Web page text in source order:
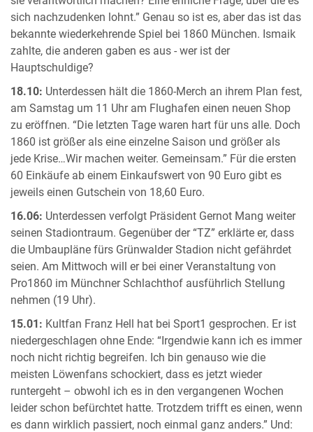
sich nachzudenken lohnt.” Genau so ist es, aber das ist das
bekannte wiederkehrende Spiel bei 1860 München. Ismaik
zahlte, die anderen gaben es aus - wer ist der
Hauptschuldige?
18.10: Unterdessen hält die 1860-Merch an ihrem Plan fest,
am Samstag um 11 Uhr am Flughafen einen neuen Shop
zu eröffnen. “Die letzten Tage waren hart für uns alle. Doch
1860 ist größer als eine einzelne Saison und größer als
jede Krise…Wir machen weiter. Gemeinsam.” Für die ersten
60 Einkäufe ab einem Einkaufswert von 90 Euro gibt es
jeweils einen Gutschein von 18,60 Euro.
16.06: Unterdessen verfolgt Präsident Gernot Mang weiter
seinen Stadiontraum. Gegenüber der “TZ” erklärte er, dass
die Umbaupläne fürs Grünwalder Stadion nicht gefährdet
seien. Am Mittwoch will er bei einer Veranstaltung von
Pro1860 im Münchner Schlachthof ausführlich Stellung
nehmen (19 Uhr).
15.01: Kultfan Franz Hell hat bei Sport1 gesprochen. Er ist
niedergeschlagen ohne Ende: “Irgendwie kann ich es immer
noch nicht richtig begreifen. Ich bin genauso wie die
meisten Löwenfans schockiert, dass es jetzt wieder
runtergeht – obwohl ich es in den vergangenen Wochen
leider schon befürchtet hatte. Trotzdem trifft es einen, wenn
es dann wirklich passiert, noch einmal ganz anders.” Und: